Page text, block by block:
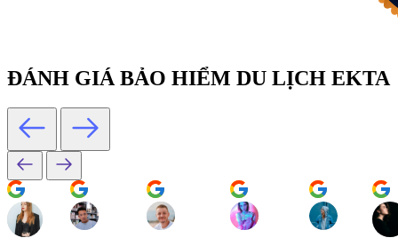
ĐÁNH GIÁ BẢO HIỂM DU LỊCH EKTA